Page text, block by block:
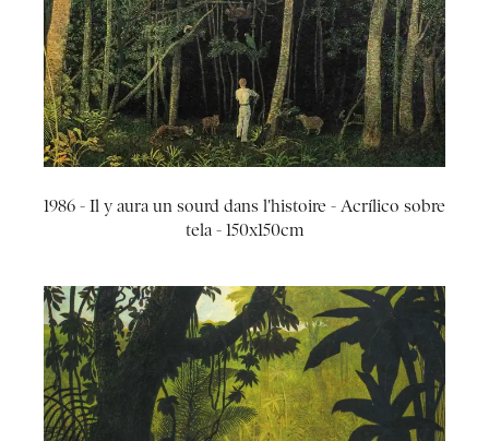
1986 - Il y aura un sourd dans l'histoire - Acrílico sobre
tela - 150x150cm